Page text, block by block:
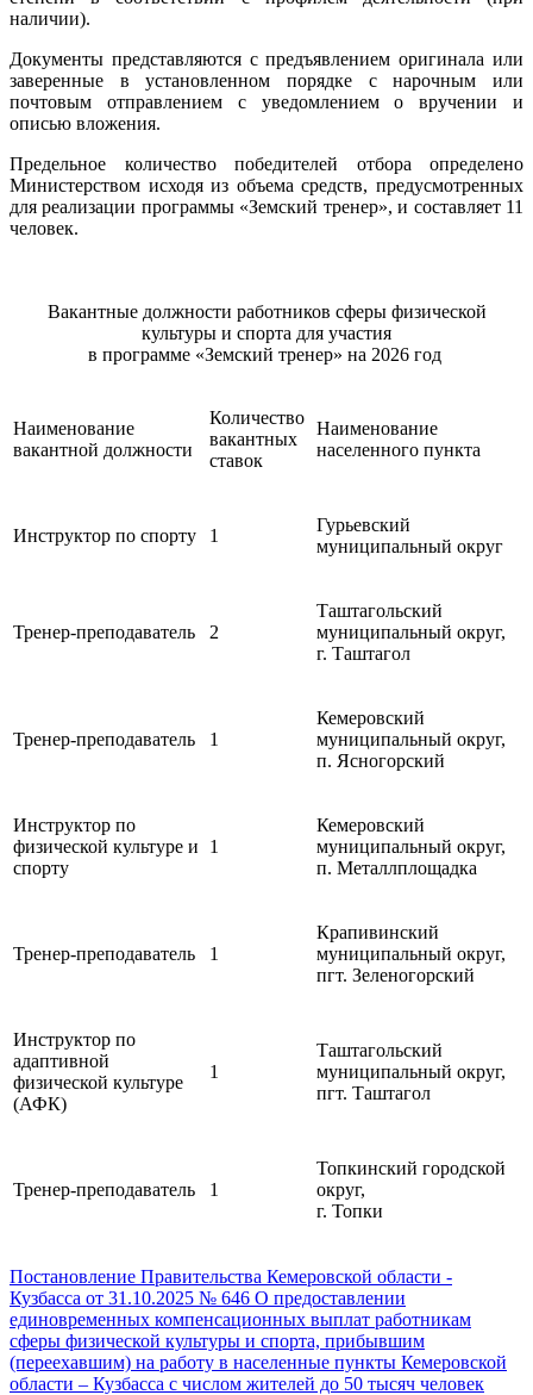
наличии).
Документы представляются с предъявлением оригинала или
заверенные в установленном порядке с нарочным или
почтовым отправлением с уведомлением о вручении и
описью вложения.
Предельное количество победителей отбора определено
Министерством исходя из объема средств, предусмотренных
для реализации программы «Земский тренер», и составляет 11
человек.
Вакантные должности работников сферы физической
культуры и спорта для участия
в программе «Земский тренер» на 2026 год
Наименование
вакантной должности
Количество
вакантных
ставок
Наименование
населенного пункта
Инструктор по спорту 1
Гурьевский
муниципальный округ
Тренер-преподаватель 2
Таштагольский
муниципальный округ,
г. Таштагол
Тренер-преподаватель 1
Кемеровский
муниципальный округ,
п. Ясногорский
Инструктор по
физической культуре и
спорту
1
Кемеровский
муниципальный округ,
п. Металлплощадка
Тренер-преподаватель 1
Крапивинский
муниципальный округ,
пгт. Зеленогорский
Инструктор по
адаптивной
физической культуре
(АФК)
1
Таштагольский
муниципальный округ,
пгт. Таштагол
Тренер-преподаватель 1
Топкинский городской
округ,
г. Топки
Постановление Правительства Кемеровской области -
Кузбасса от 31.10.2025 № 646 О предоставлении
единовременных компенсационных выплат работникам
сферы физической культуры и спорта, прибывшим
(переехавшим) на работу в населенные пункты Кемеровской
области – Кузбасса с числом жителей до 50 тысяч человек